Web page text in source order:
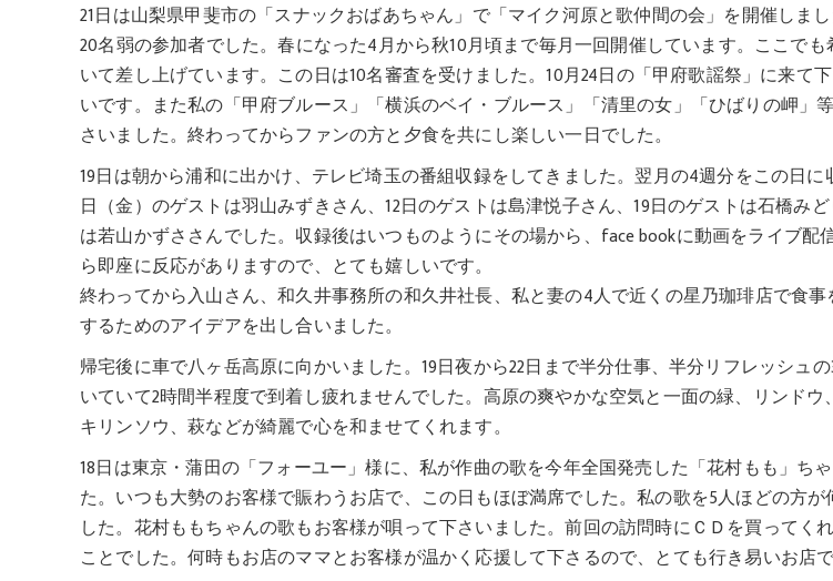
21日は山梨県甲斐市の「スナックおばあちゃん」で「マイク河原と歌仲間の会」を開催しま
20名弱の参加者でした。春になった4月から秋10月頃まで毎月一回開催しています。ここで
いて差し上げています。この日は10名審査を受けました。10月24日の「甲府歌謡祭」に来て
いです。また私の「甲府ブルース」「横浜のベイ・ブルース」「清里の女」「ひばりの岬」
さいました。終わってからファンの方と夕食を共にし楽しい一日でした。
19日は朝から浦和に出かけ、テレビ埼玉の番組収録をしてきました。翌月の4週分をこの日に
日（金）のゲストは羽山みずきさん、12日のゲストは島津悦子さん、19日のゲストは石橋み
は若山かずささんでした。収録後はいつものようにその場から、face bookに動画をライブ配
ら即座に反応がありますので、とても嬉しいです。
終わってから入山さん、和久井事務所の和久井社長、私と妻の4人で近くの星乃珈琲店で食
するためのアイデアを出し合いました。
帰宅後に車で八ヶ岳高原に向かいました。19日夜から22日まで半分仕事、半分リフレッシュ
いていて2時間半程度で到着し疲れませんでした。高原の爽やかな空気と一面の緑、リンドウ
キリンソウ、萩などが綺麗で心を和ませてくれます。
18日は東京・蒲田の「フォーユー」様に、私が作曲の歌を今年全国発売した「花村もも」ち
た。いつも大勢のお客様で賑わうお店で、この日もほぼ満席でした。私の歌を5人ほどの方が
した。花村ももちゃんの歌もお客様が唄って下さいました。前回の訪問時にＣＤを買ってく
ことでした。何時もお店のママとお客様が温かく応援して下さるので、とても行き易いお店で